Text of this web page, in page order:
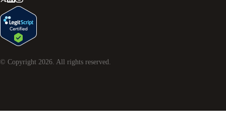
© Copyright 2026 . All rights reserved.